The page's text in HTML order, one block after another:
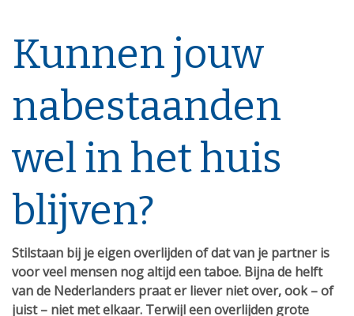
Kunnen jouw
nabestaanden
wel in het huis
blijven?
Stilstaan bij je eigen overlijden of dat van je partner is
voor veel mensen nog altijd een taboe. Bijna de helft
van de Nederlanders praat er liever niet over, ook – of
juist – niet met elkaar. Terwijl een overlijden grote